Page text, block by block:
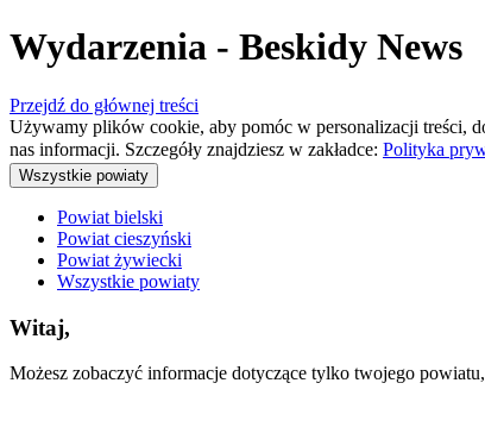
Wydarzenia - Beskidy News
Przejdź do głównej treści
Używamy plików cookie, aby pomóc w personalizacji treści,
nas informacji. Szczegóły znajdziesz w zakładce: Polityka
Wszystkie powiaty
Powiat bielski
Powiat cieszyński
Powiat żywiecki
Wszystkie powiaty
Witaj,
Możesz zobaczyć informacje dotyczące tylko twojego